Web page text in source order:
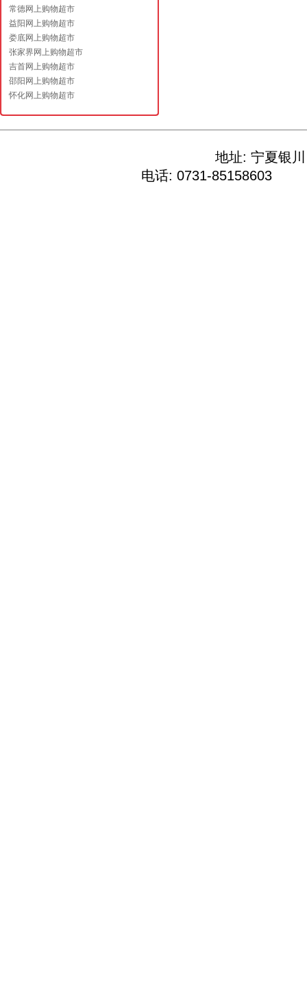
常德网上购物超市
益阳网上购物超市
娄底网上购物超市
张家界网上购物超市
吉首网上购物超市
邵阳网上购物超市
怀化网上购物超市
地址: 宁
电话: 0731-85158603